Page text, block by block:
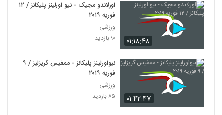
۰۱:۱۸:۴۸
اورلاندو مجیک - نیو اورلینز پلیکانز / ۱۲
فوریه ۲۰۱۹
ورزشی
۹۰ بازدید
۰۱:۴۲:۴۷
نیواورلینز پلیکانز - ممفیس گریزلیز / ۹
فوریه ۲۰۱۹
ورزشی
۸۵ بازدید